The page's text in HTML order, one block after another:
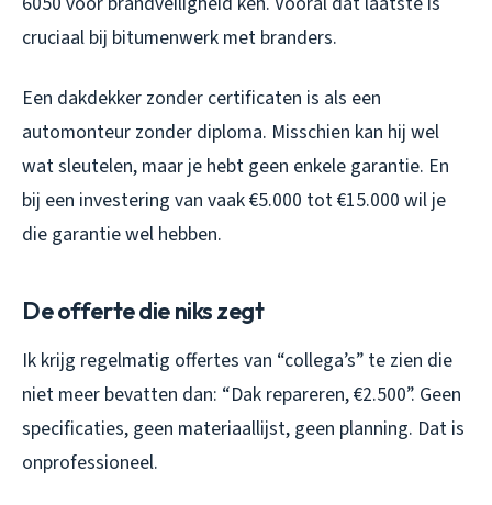
cruciaal bij bitumenwerk met branders.
Een dakdekker zonder certificaten is als een
automonteur zonder diploma. Misschien kan hij wel
wat sleutelen, maar je hebt geen enkele garantie. En
bij een investering van vaak €5.000 tot €15.000 wil je
die garantie wel hebben.
De offerte die niks zegt
Ik krijg regelmatig offertes van “collega’s” te zien die
niet meer bevatten dan: “Dak repareren, €2.500”. Geen
specificaties, geen materiaallijst, geen planning. Dat is
onprofessioneel.